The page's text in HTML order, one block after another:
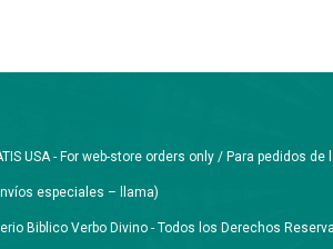
USA - For web-store orders only / Para pedidos
especiales – llama)
Biblico Verbo Divino - Todos los Derechos